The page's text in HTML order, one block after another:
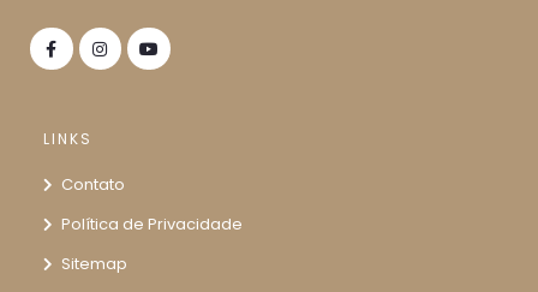
LINKS
Contato
Política de Privacidade
Sitemap